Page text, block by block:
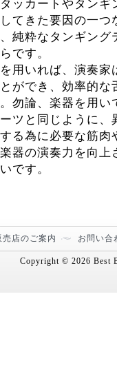
ッカートやタンギ
てきた要因の一つ
純粋なタンギング
です。
用いれば、演奏
ができ、効率的な
勿論、楽器を用い
ツと同じように、
る為に必要な筋肉
器の演奏力を向上
です。
売店のご案内 お問い合
Copyright © 2026 Best